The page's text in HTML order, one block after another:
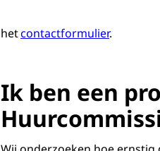
hetcontactformulier.
Ik ben een